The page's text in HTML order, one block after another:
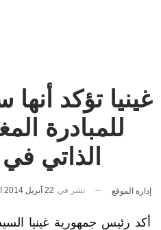
غينيا تؤكد
للمبادرة
الذاتي
إدارة الموقع نشر في 22 أبريل 2014 الساعة 17 و 32 دقيقة
أكد رئيس جمهورية غينيا